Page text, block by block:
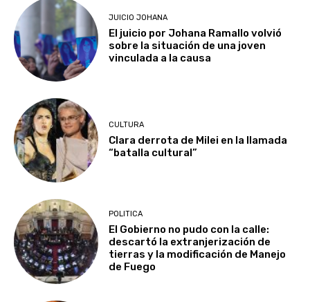
JUICIO JOHANA
El juicio por Johana Ramallo volvió
sobre la situación de una joven
vinculada a la causa
CULTURA
Clara derrota de Milei en la llamada
“batalla cultural”
POLITICA
El Gobierno no pudo con la calle:
descartó la extranjerización de
tierras y la modificación de Manejo
de Fuego